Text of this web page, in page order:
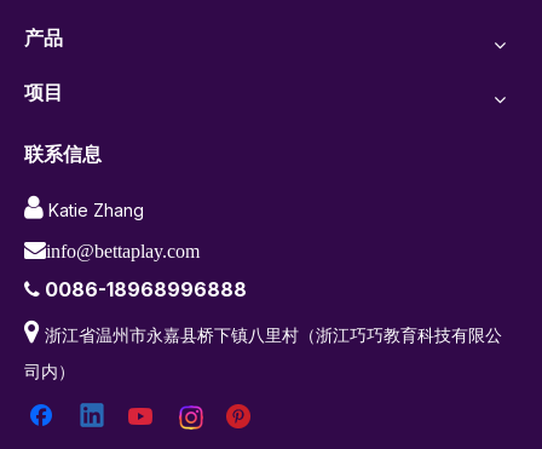
产品
项目
联系信息
 Katie Zhang
info@bettaplay.com
 0086-18968996888
 浙江省温州市永嘉县桥下镇八里村（浙江巧巧教育科技有限公
司内）